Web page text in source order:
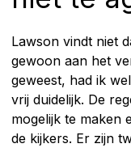
Lawson vindt niet
gewoon aan het
geweest, had ik
vrij duidelijk. De
mogelijk te maken
de kijkers. Er zijn